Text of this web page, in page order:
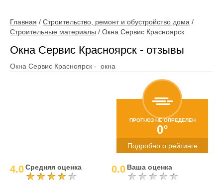
Главная / Строительство, ремонт и обустройство дома /
Строительные материалы / Окна Сервис Красноярск
Окна Сервис Красноярск - отзывы
Окна Сервис Красноярск - окна
ПРОГНОЗ НЕ ОПРЕДЕЛЕН
0°
Подробно о рейтинге
4.0Средняя оценка 0.0 Ваша оценка